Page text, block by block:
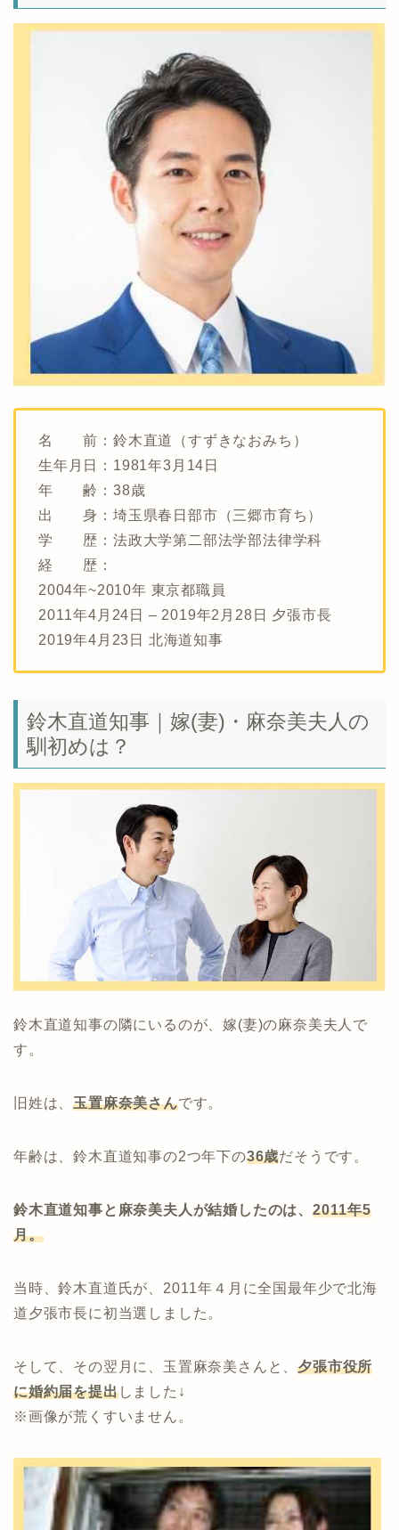
名 前：鈴木直道（すずきなおみち）
生年月日：1981年3月14日
年 齢：38歳
出 身：埼玉県春日部市（三郷市育ち）
学 歴：法政大学第二部法学部法律学科
経 歴：
2004年~2010年 東京都職員
2011年4月24日 – 2019年2月28日 夕張市長
2019年4月23日 北海道知事
鈴木直道知事｜嫁(妻)・麻奈美夫人の
馴初めは？
鈴木直道知事の隣にいるのが、嫁(妻)の麻奈美夫人で
す。
旧姓は、玉置麻奈美さんです。
年齢は、鈴木直道知事の2つ年下の36歳だそうです。
鈴木直道知事と麻奈美夫人が結婚したのは、 2011年5
月。
当時、鈴木直道氏が、2011年４月に全国最年少で北海
道夕張市長に初当選しました。
そして、その翌月に、玉置麻奈美さんと、夕張市役所
に婚約届を提出しました↓
※画像が荒くすいません。